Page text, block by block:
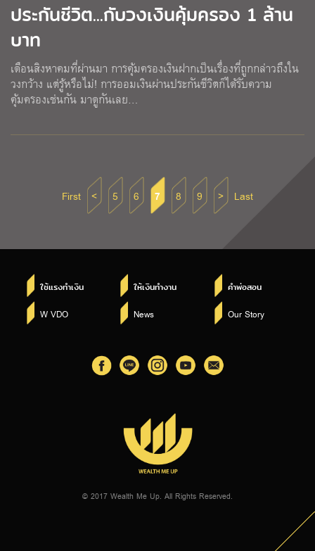
ประกันชีวิต...กับวงเงินคุ้มครอง 1 ล้าน
บาท
เดือนสิงหาคมที่ผ่านมา การคุ้มครองเงินฝากเป็นเรื่องที่ถูกกล่าวถึงใน
วงกว้าง แต่รู้หรือไม่! การออมเงินผ่านประกันชีวิตก็ได้รับความ
คุ้มครองเช่นกัน มาดูกันเลย…
First < 5 6 7 8 9 > Last
ใช้แรงทำเงิน ให้เงินทำงาน คำพ่อสอน
W VDO News Our Story
© 2017 Wealth Me Up. All Rights Reserved.